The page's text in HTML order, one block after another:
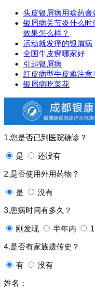
头皮银屑病用啥药膏
银屑病关节炎什么
效果怎么样？
运动就发痒的银屑病
全国牛皮癣哪家好
引起银屑病
红皮病型牛皮癣注意
银屑病吃菜花
1.您是否已到医院确诊？
是 还没有
2.是否使用外用药物？
是 没有
3.患病时间有多久？
刚发现 半年内
4.是否有家族遗传史？
有 没有
姓名：